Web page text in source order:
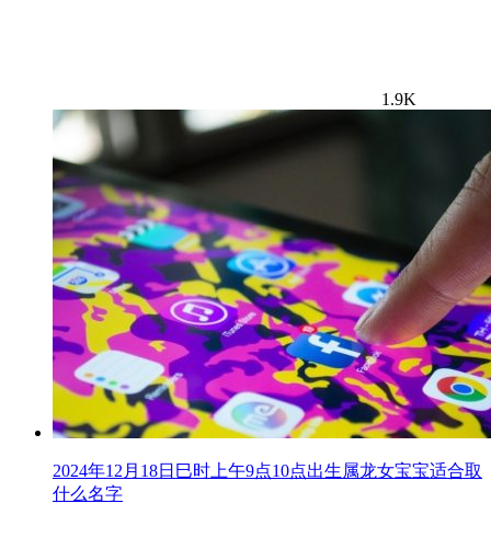
1.9K
2024年12月18日巳时上午9点10点出生属龙女宝宝适合取
什么名字